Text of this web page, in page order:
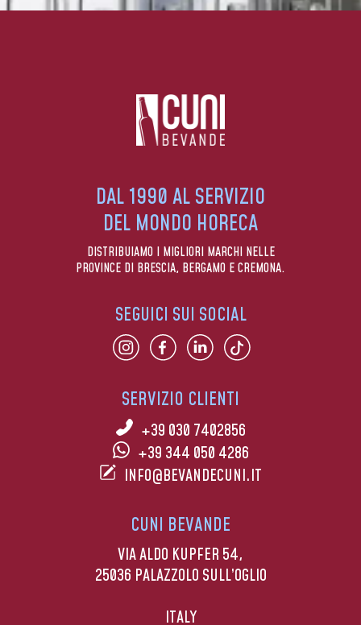
DAL 1990 AL SERVIZIO
DEL MONDO HORECA
DISTRIBUIAMO I MIGLIORI MARCHI NELLE
PROVINCE DI BRESCIA, BERGAMO E CREMONA.
SERVIZIO CLIENTI
+39 030 7402856
+39 344 050 4286
INFO@BEVANDECUNI.IT
CUNI BEVANDE
VIA ALDO KUPFER 54,
25036 PALAZZOLO SULL’OGLIO
ITALY
SEGUICI SUI SOCIAL